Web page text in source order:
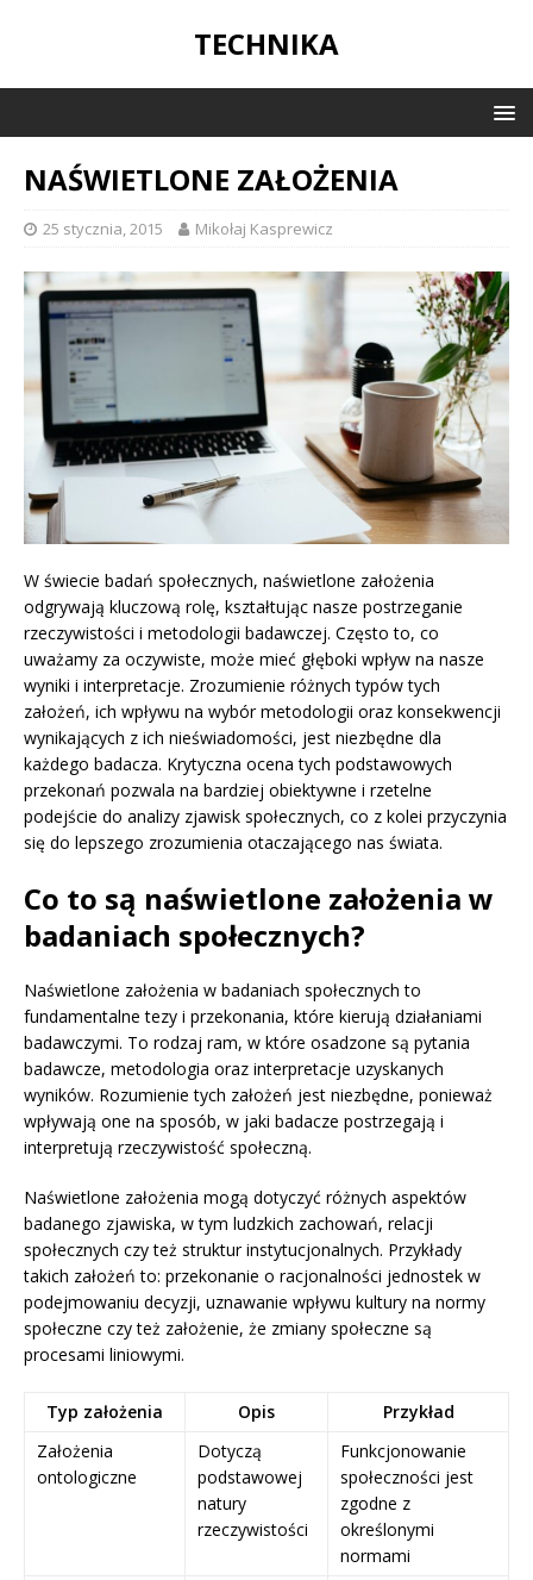
TECHNIKA
NAŚWIETLONE ZAŁOŻENIA
25 stycznia, 2015 Mikołaj Kasprewicz
W świecie badań społecznych, naświetlone założenia
odgrywają kluczową rolę, kształtując nasze postrzeganie
rzeczywistości i metodologii badawczej. Często to, co
uważamy za oczywiste, może mieć głęboki wpływ na nasze
wyniki i interpretacje. Zrozumienie różnych typów tych
założeń, ich wpływu na wybór metodologii oraz konsekwencji
wynikających z ich nieświadomości, jest niezbędne dla
każdego badacza. Krytyczna ocena tych podstawowych
przekonań pozwala na bardziej obiektywne i rzetelne
podejście do analizy zjawisk społecznych, co z kolei przyczynia
się do lepszego zrozumienia otaczającego nas świata.
Co to są naświetlone założenia w
badaniach społecznych?
Naświetlone założenia w badaniach społecznych to
fundamentalne tezy i przekonania, które kierują działaniami
badawczymi. To rodzaj ram, w które osadzone są pytania
badawcze, metodologia oraz interpretacje uzyskanych
wyników. Rozumienie tych założeń jest niezbędne, ponieważ
wpływają one na sposób, w jaki badacze postrzegają i
interpretują rzeczywistość społeczną.
Naświetlone założenia mogą dotyczyć różnych aspektów
badanego zjawiska, w tym ludzkich zachowań, relacji
społecznych czy też struktur instytucjonalnych. Przykłady
takich założeń to: przekonanie o racjonalności jednostek w
podejmowaniu decyzji, uznawanie wpływu kultury na normy
społeczne czy też założenie, że zmiany społeczne są
procesami liniowymi.
Typ założenia Opis
Przykład
Założenia
ontologiczne
Dotyczą
podstawowej
natury
rzeczywistości
Funkcjonowanie
społeczności jest
zgodne z
określonymi
normami